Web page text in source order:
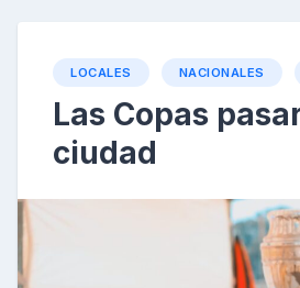
LOCALES NACIONALES
Las Copas
ciudad